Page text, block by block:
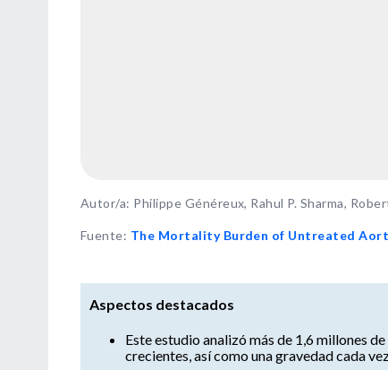
Autor/a: Philippe Généreux, Rahul P. Sharma,
Fuente: The Mortality Burden of Untreated
Aspectos destacados
Este estudio analizó más de 1,6 millones
crecientes, así como una gravedad cada